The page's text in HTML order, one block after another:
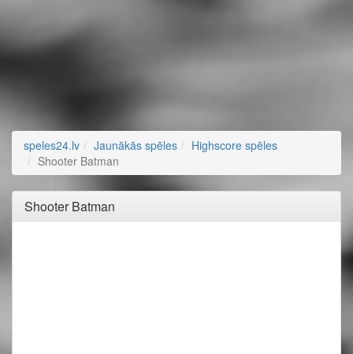
speles24.lv Jaunākās spēles
Highscore spēles
Shooter Batman
Shooter Batman